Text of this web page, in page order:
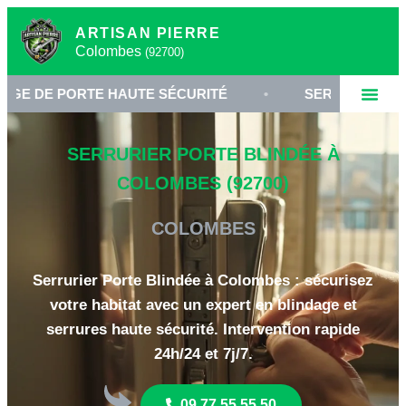
ARTISAN PIERRE
Colombes (92700)
HAUTE SÉCURITÉ • SERRURIER À
SERRURIER PORTE BLINDÉE À
COLOMBES (92700)
COLOMBES
Serrurier Porte Blindée à Colombes : sécurisez
votre habitat avec un expert en blindage et
serrures haute sécurité. Intervention rapide
24h/24 et 7j/7.